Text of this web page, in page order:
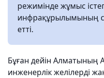
режимінде жұмыс
инфрақұрылымының
етті.
Бұған дейін Алматының
инженерлік желілерді